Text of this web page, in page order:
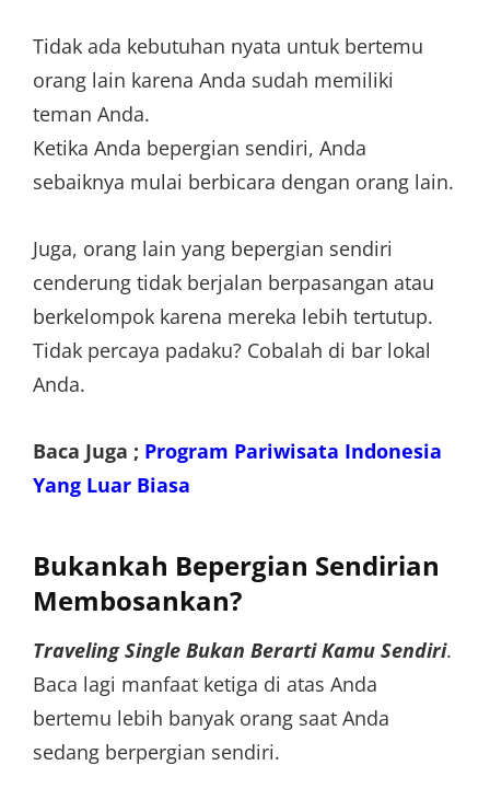
Tidak ada kebutuhan nyata untuk bertemu
orang lain karena Anda sudah memiliki
teman Anda.
Ketika Anda bepergian sendiri, Anda
sebaiknya mulai berbicara dengan orang lain.
Juga, orang lain yang bepergian sendiri
cenderung tidak berjalan berpasangan atau
berkelompok karena mereka lebih tertutup.
Tidak percaya padaku? Cobalah di bar lokal
Anda.
Baca Juga ; Program Pariwisata Indonesia
Yang Luar Biasa
Bukankah Bepergian Sendirian
Membosankan?
Traveling Single Bukan Berarti Kamu Sendiri.
Baca lagi manfaat ketiga di atas Anda
bertemu lebih banyak orang saat Anda
sedang berpergian sendiri.